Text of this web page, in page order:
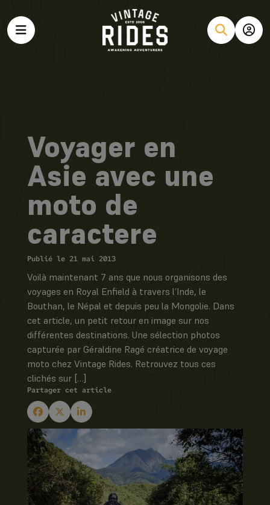
Voyager en
Asie avec une
moto de
caractere
Publié le 21 mai 2013
Voilà maintenant 7 ans que nous organisons des
voyages en Royal Enfield à travers l’Inde, le
Bouthan, le Népal et depuis peu la Mongolie. Dans
cet article, un petit retour en image sur nos
différentes destinations. Une sélection photos
capturée par Géraldine Ragé créatrice de voyage
moto chez Vintage Rides. Retrouvez tous ces
clichés sur […]
Partager cet article